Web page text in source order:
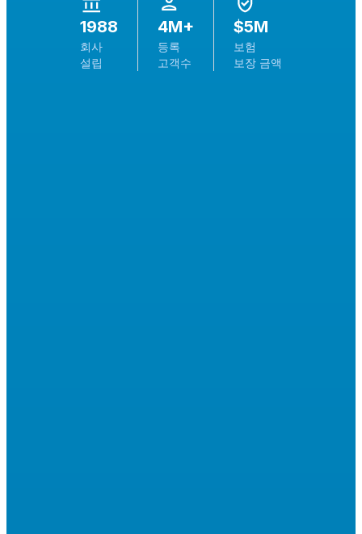
1988
회사
설립
4M+
등록
고객수
$5M
보험
보장 금액